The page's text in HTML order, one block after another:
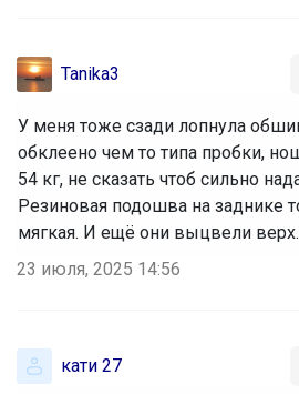
Tanika3
У меня тоже сзади лопнула
обклеено чем то типа пробки,
54 кг, не сказать чтоб сильно
Резиновая подошва на заднике
мягкая. И ещё они выцвели верх.
23 июля, 2025 14:56
кати 27